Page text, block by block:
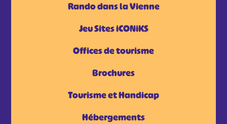
Rando dans la Vienne
Jeu Sites iCONiKS
Offices de tourisme
Brochures
Tourisme et Handicap
Hébergements